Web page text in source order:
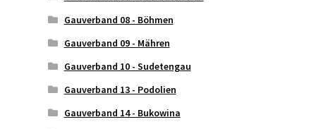
Gauverband 08 - Böhmen
Gauverband 09 - Mähren
Gauverband 10 - Sudetengau
Gauverband 13 - Podolien
Gauverband 14 - Bukowina